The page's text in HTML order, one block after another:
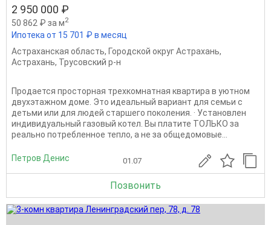
2 950 000 ₽
50 862 ₽ за м2
Ипотека от 15 701 ₽ в месяц
Астраханская область, Городской округ Астрахань,
Астрахань, Трусовский р-н
Продается просторная трехкомнатная квартира в уютном
двухэтажном доме. Это идеальный вариант для семьи с
детьми или для людей старшего поколения. · Установлен
индивидуальный газовый котел. Вы платите ТОЛЬКО за
реально потребленное тепло, а не за общедомовые...
Петров Денис 01.07
Позвонить